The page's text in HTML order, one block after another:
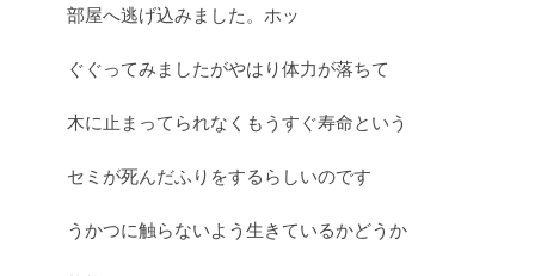
部屋へ逃げ込みました。ホッ
ぐぐってみましたがやはり体力が落ちて
木に止まってられなくもうすぐ寿命という
セミが死んだふりをするらしいのです
うかつに触らないよう生きているかどうか